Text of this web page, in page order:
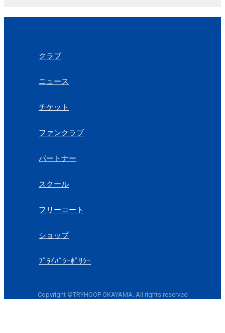
クラブ
ニュース
チケット
ファンクラブ
パートナー
スクール
フリーコート
ショップ
ﾌﾟﾗｲﾊﾞｼｰﾎﾟﾘｼｰ
Copyright ©TRYHOOP OKAYAMA. All rights reserved